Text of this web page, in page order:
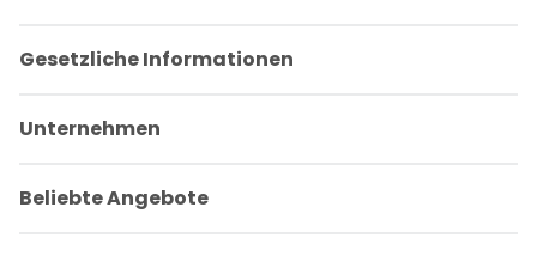
Gesetzliche Informationen
Unternehmen
Beliebte Angebote